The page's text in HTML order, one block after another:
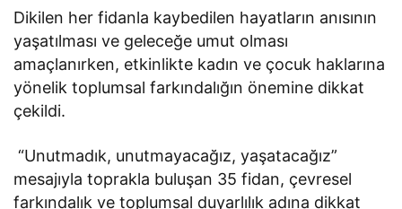
Dikilen her fidanla kaybedilen hayatların anısının
yaşatılması ve geleceğe umut olması
amaçlanırken, etkinlikte kadın ve çocuk haklarına
yönelik toplumsal farkındalığın önemine dikkat
çekildi.
“Unutmadık, unutmayacağız, yaşatacağız”
mesajıyla toprakla buluşan 35 fidan, çevresel
farkındalık ve toplumsal duyarlılık adına dikkat